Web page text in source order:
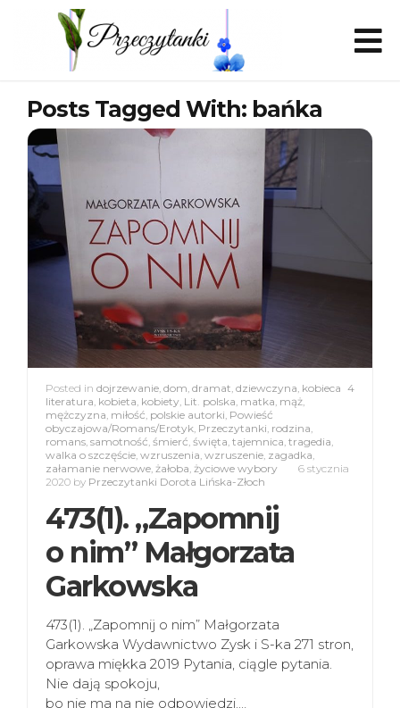
Posts Tagged With: bańka
4
Posted in dojrzewanie, dom, dramat, dziewczyna, kobieca
literatura, kobieta, kobiety, Lit. polska, matka, mąż,
mężczyzna, miłość, polskie autorki, Powieść
obyczajowa/Romans/Erotyk, Przeczytanki, rodzina,
romans, samotność, śmierć, święta, tajemnica, tragedia,
walka o szczęście, wzruszenia, wzruszenie, zagadka,
załamanie nerwowe, żałoba, życiowe wybory
6 stycznia
2020 by Przeczytanki Dorota Lińska-Złoch
473(1). „Zapomnij
o nim” Małgorzata
Garkowska
473(1). „Zapomnij o nim” Małgorzata
Garkowska Wydawnictwo Zysk i S-ka 271 stron,
oprawa miękka 2019 Pytania, ciągle pytania.
Nie dają spokoju,
bo nie ma na nie odpowiedzi.…